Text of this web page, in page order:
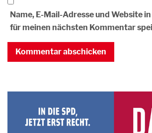
Name, E-Mail-Adresse und Website
für meinen nächsten Kommentar